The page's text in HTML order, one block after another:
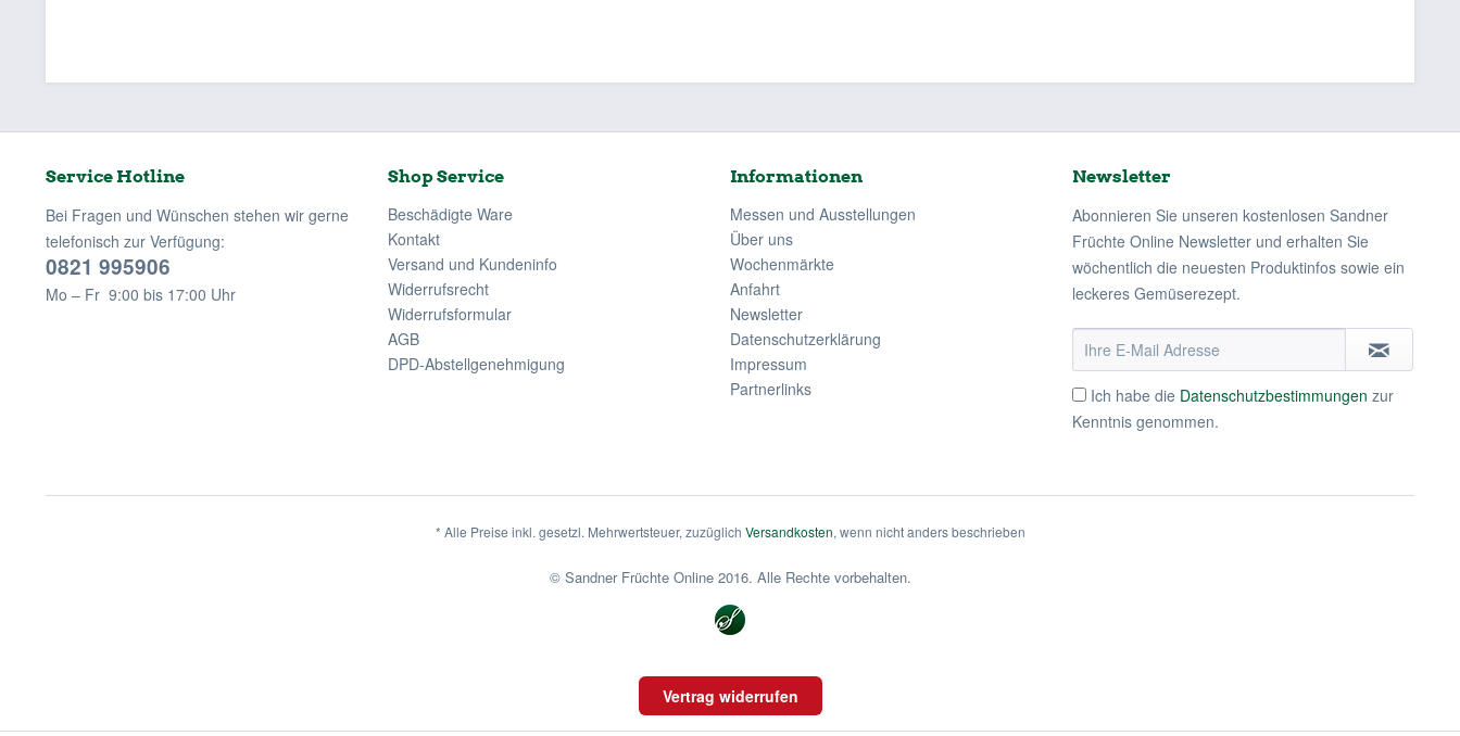
Service Hotline
Bei Fragen und Wünschen stehen wir gerne
telefonisch zur Verfügung:
0821 995906
Mo – Fr 9:00 bis 17:00 Uhr
Shop Service
Beschädigte Ware
Kontakt
Versand und Kundeninfo
Widerrufsrecht
Widerrufsformular
AGB
DPD-Abstellgenehmigung
Informationen
Messen und Ausstellungen
Über uns
Wochenmärkte
Anfahrt
Newsletter
Datenschutzerklärung
Impressum
Partnerlinks
Newsletter
Abonnieren Sie unseren kostenlosen Sandner
Früchte Online Newsletter und erhalten Sie
wöchentlich die neuesten Produktinfos sowie ein
leckeres Gemüserezept.
Ich habe die Datenschutzbestimmungen zur
Kenntnis genommen.
* Alle Preise inkl. gesetzl. Mehrwertsteuer, zuzüglich Versandkosten, wenn nicht anders beschrieben
© Sandner Früchte Online 2016. Alle Rechte vorbehalten.
Vertrag widerrufen